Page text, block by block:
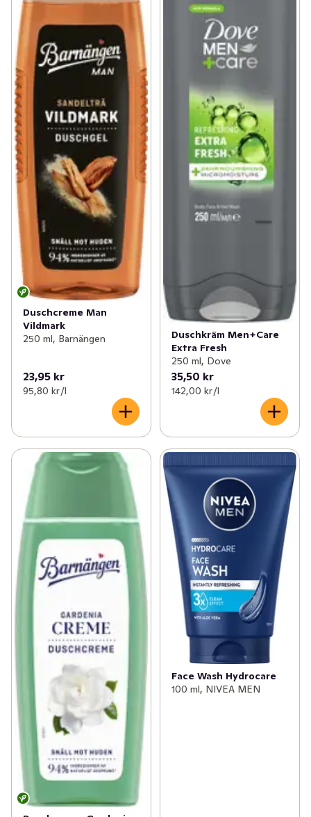
Duschcreme Man
Vildmark
250 ml, Barnängen
23,95 kr
95,80 kr /l
Duschkräm Men+Care
Extra Fresh
250 ml, Dove
35,50 kr
142,00 kr /l
Face Wash Hydrocare
100 ml, NIVEA MEN